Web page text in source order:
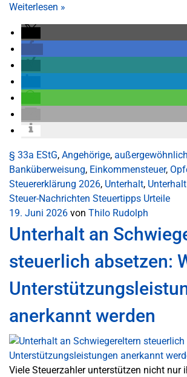
Weiterlesen »
§ 33a EStG, Angehörige,
Banküberweisung, Einkommensteuer,
Steuererklärung 2026, Unterhalt,
Steuer-Nachrichten Steuertipps Urteile
19. Juni 2026 von Thilo Rudolph
Unterhalt an
steuerlich absetzen:
anerkannt werden
Viele Steuerzahler unterstützen nicht nur